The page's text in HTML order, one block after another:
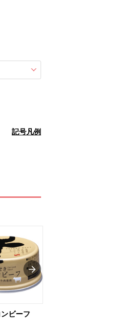
記号凡例
ビーフ